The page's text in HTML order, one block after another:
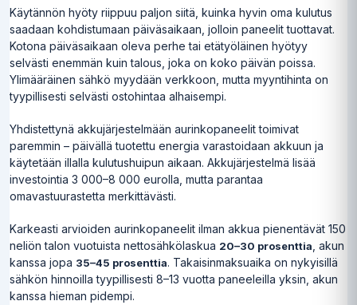
Käytännön hyöty riippuu paljon siitä, kuinka hyvin oma kulutus
saadaan kohdistumaan päiväsaikaan, jolloin paneelit tuottavat.
Kotona päiväsaikaan oleva perhe tai etätyöläinen hyötyy
selvästi enemmän kuin talous, joka on koko päivän poissa.
Ylimääräinen sähkö myydään verkkoon, mutta myyntihinta on
tyypillisesti selvästi ostohintaa alhaisempi.
Yhdistettynä akkujärjestelmään aurinkopaneelit toimivat
paremmin – päivällä tuotettu energia varastoidaan akkuun ja
käytetään illalla kulutushuipun aikaan. Akkujärjestelmä lisää
investointia 3 000–8 000 eurolla, mutta parantaa
omavastuurastetta merkittävästi.
Karkeasti arvioiden aurinkopaneelit ilman akkua pienentävät 150
neliön talon vuotuista nettosähkölaskua 20–30 prosenttia , akun
kanssa jopa 35–45 prosenttia. Takaisinmaksuaika on nykyisillä
sähkön hinnoilla tyypillisesti 8–13 vuotta paneeleilla yksin, akun
kanssa hieman pidempi.